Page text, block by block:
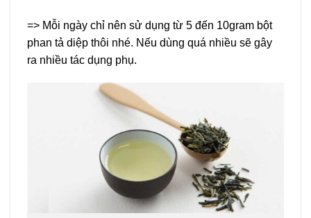
=> Mỗi ngày chỉ nên sử dụng từ 5 đến 10gram bột
phan tả diệp thôi nhé. Nếu dùng quá nhiều sẽ gây
ra nhiều tác dụng phụ.